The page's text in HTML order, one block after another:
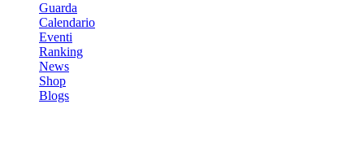
Guarda
Calendario
Eventi
Ranking
News
Shop
Blogs